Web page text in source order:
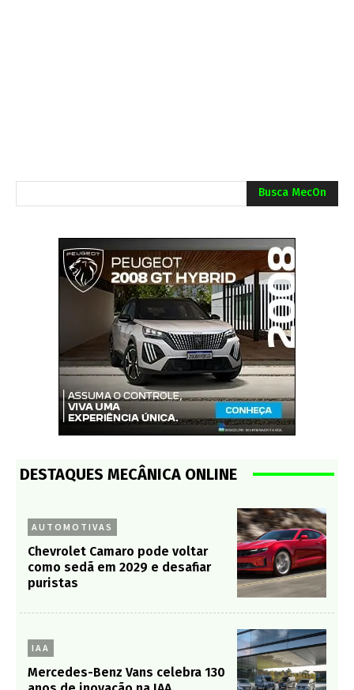
Busca MecOn
DESTAQUES MECÂNICA ONLINE
AUTOMOTIVAS
Chevrolet Camaro pode voltar
como sedã em 2029 e desafiar
puristas
IAA
Mercedes-Benz Vans celebra 130